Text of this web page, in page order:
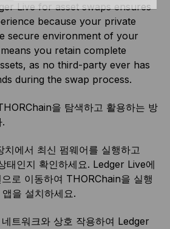
Live for asset swaps ensures
because your private
secure environment of your
you retain complete
as no third-party ever has
during the swap process.
을 탐색하고 활용하는 방
에서 최신 펌웨어를 실행하고
태인지 확인하세요. Ledger Live에
로 이동하여 THORChain을 실행
을 설치하세요.
트워크와 상호 작용하여 Ledger